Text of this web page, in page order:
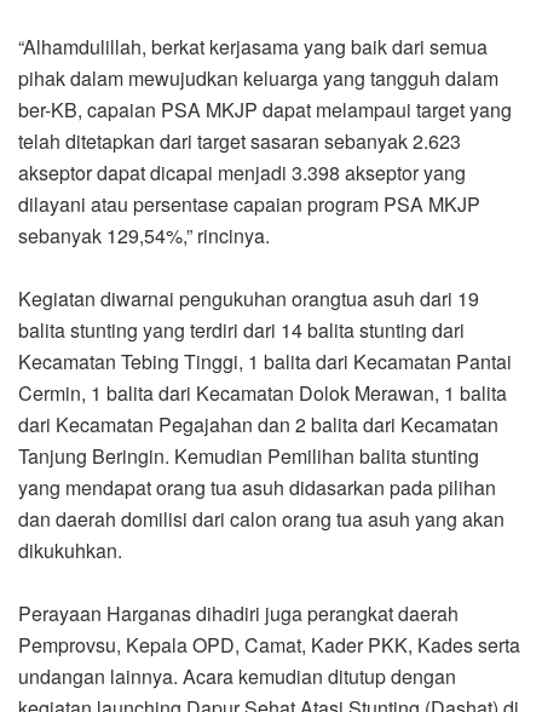
“Alhamdulillah, berkat kerjasama yang baik dari semua
pihak dalam mewujudkan keluarga yang tangguh dalam
ber-KB, capaian PSA MKJP dapat melampaui target yang
telah ditetapkan dari target sasaran sebanyak 2.623
akseptor dapat dicapai menjadi 3.398 akseptor yang
dilayani atau persentase capaian program PSA MKJP
sebanyak 129,54%,” rincinya.
Kegiatan diwarnai pengukuhan orangtua asuh dari 19
balita stunting yang terdiri dari 14 balita stunting dari
Kecamatan Tebing Tinggi, 1 balita dari Kecamatan Pantai
Cermin, 1 balita dari Kecamatan Dolok Merawan, 1 balita
dari Kecamatan Pegajahan dan 2 balita dari Kecamatan
Tanjung Beringin. Kemudian Pemilihan balita stunting
yang mendapat orang tua asuh didasarkan pada pilihan
dan daerah domilisi dari calon orang tua asuh yang akan
dikukuhkan.
Perayaan Harganas dihadiri juga perangkat daerah
Pemprovsu, Kepala OPD, Camat, Kader PKK, Kades serta
undangan lainnya. Acara kemudian ditutup dengan